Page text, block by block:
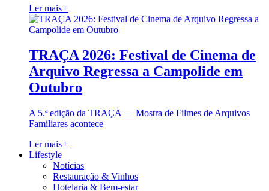
Ler mais+
TRAÇA 2026: Festival de Cinema de
Arquivo Regressa a Campolide em
Outubro
A 5.ª edição da TRAÇA — Mostra de Filmes de Arquivos
Familiares acontece
Ler mais+
Lifestyle
Notícias
Restauração & Vinhos
Hotelaria & Bem-estar